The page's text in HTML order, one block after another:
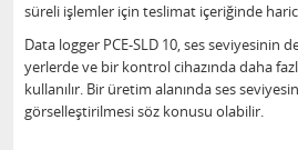
süreli işlemler için teslimat içeriğinde
Data logger PCE-SLD 10, ses seviyesinin
yerlerde ve bir kontrol cihazında daha
kullanılır. Bir üretim alanında ses
görselleştirilmesi söz konusu olabilir.